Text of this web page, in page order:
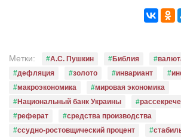
Метки: А.С. Пушкин Библия
дефляция
золото инвариант
макроэкономика
мировая экономика
Национальный банк Украины
реферат
средства производства
ссудно-ростовщический процент